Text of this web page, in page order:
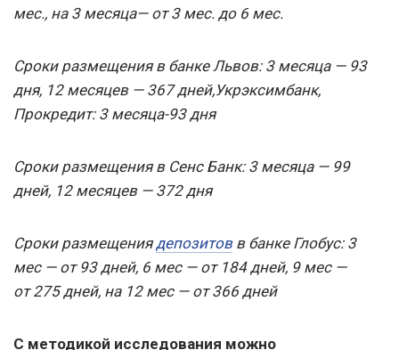
мес., на 3 месяца— от 3 мес. до 6 мес.
Сроки размещения в банке Львов: 3 месяца — 93
дня, 12 месяцев — 367 дней,Укрэксимбанк,
Прокредит: 3 месяца-93 дня
Сроки размещения в Сенс Банк: 3 месяца — 99
дней, 12 месяцев — 372 дня
Сроки размещениядепозитовв банке Глобус: 3
мес — от 93 дней, 6 мес — от 184 дней, 9 мес —
от 275 дней, на 12 мес — от 366 дней
С методикой исследования можно